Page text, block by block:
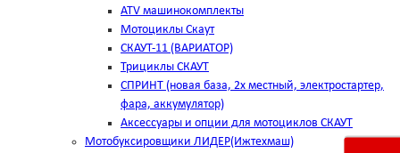
ATV машинокомплекты
Мотоциклы Скаут
СКАУТ-11 (ВАРИАТОР)
Трициклы СКАУТ
СПРИНТ (новая база, 2х местный, электростартер,
фара, аккумулятор)
Аксессуары и опции для мотоциклов СКАУТ
Мотобуксировщики ЛИДЕР(Ижтехмаш)